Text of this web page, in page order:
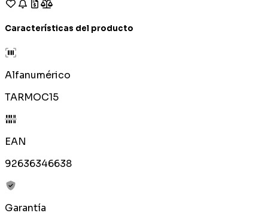
Características del producto
Alfanumérico
TARMOC15
EAN
92636346638
Garantía